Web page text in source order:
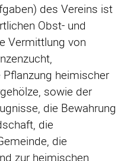
des Vereins ist
Obst- und
Vermittlung von
heimischer
sowie der
die Bewahrung
die
die
zur heimischen